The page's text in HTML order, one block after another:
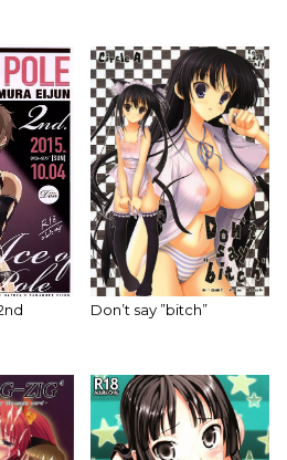
Don’t say ”bitch”